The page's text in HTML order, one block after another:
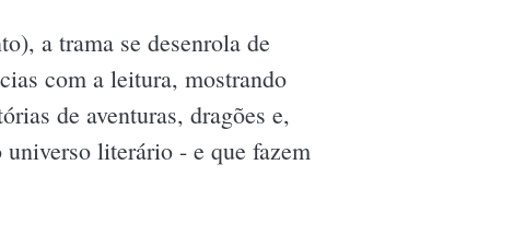
a trama se desenrola de
com a leitura, mostrando
de aventuras, dragões e,
universo literário - e que fazem